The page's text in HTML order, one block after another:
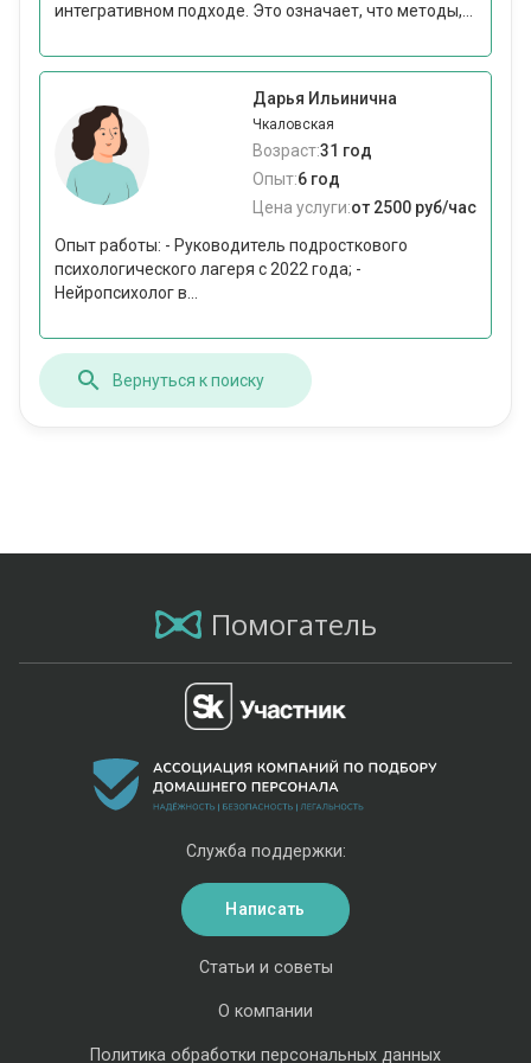
интегративном подходе. Это означает, что методы,...
Дарья Ильинична
Чкаловская
Возраст:31 год
Опыт:6 год
Цена услуги:от 2500 руб/час
Опыт работы: - Руководитель подросткового
психологического лагеря с 2022 года; -
Нейропсихолог в...
Вернуться к поиску
Помогатель
Статьи и советы
О компании
Политика обработки персональных данных
Служба поддержки:
Написать